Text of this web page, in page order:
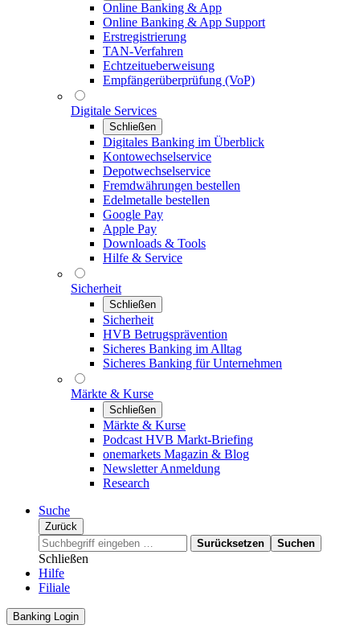
Online Banking & App
Online Banking & App Support
Erstregistrierung
TAN-Verfahren
Echtzeitueberweisung
Empfängerüberprüfung (VoP)
Digitale Services
Schließen
Digitales Banking im Überblick
Kontowechselservice
Depotwechselservice
Fremdwährungen bestellen
Edelmetalle bestellen
Google Pay
Apple Pay
Downloads & Tools
Hilfe & Service
Sicherheit
Schließen
Sicherheit
HVB Betrugsprävention
Sicheres Banking im Alltag
Sicheres Banking für Unternehmen
Märkte & Kurse
Schließen
Märkte & Kurse
Podcast HVB Markt-Briefing
onemarkets Magazin & Blog
Newsletter Anmeldung
Research
Suche
Zurück
Surücksetzen
Suchen
Schließen
Hilfe
Filiale
Banking Login